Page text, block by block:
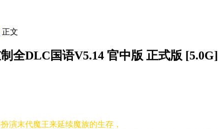
正文
全DLC国语V5.14 官中版 正式版 [5.0G]
演末代魔王来延续魔族的生存，